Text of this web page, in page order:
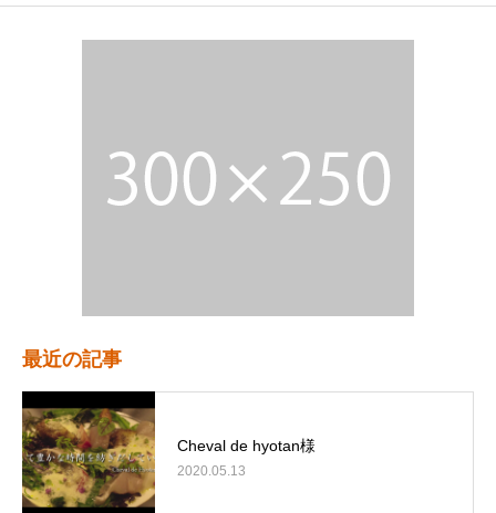
最近の記事
Cheval de hyotan様
2020.05.13